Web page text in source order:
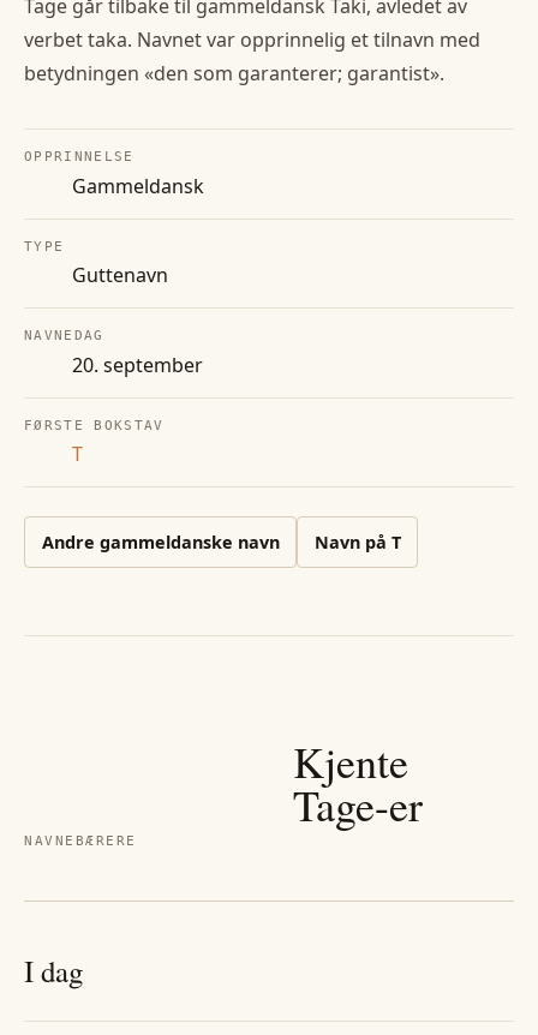
Tage går tilbake til gammeldansk Taki, avledet av
verbet taka. Navnet var opprinnelig et tilnavn med
betydningen «den som garanterer; garantist».
OPPRINNELSE
Gammeldansk
TYPE
Guttenavn
NAVNEDAG
20. september
FØRSTE BOKSTAV
T
Andre gammeldanske navn Navn på T
NAVNEBÆRERE
Kjente
Tage-er
I dag